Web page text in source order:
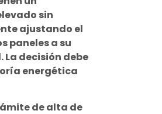
sin
ajustando el
paneles a su
La decisión debe
energética
de alta de